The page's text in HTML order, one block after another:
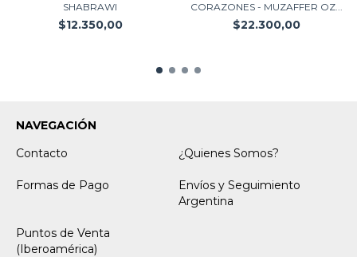
SHABRAWI
$12.350,00
CORAZONES - MUZAFFER OZ...
$22.300,00
NAVEGACIÓN
Contacto
¿Quienes Somos?
Formas de Pago
Envíos y Seguimiento
Argentina
Puntos de Venta
(Iberoamérica)